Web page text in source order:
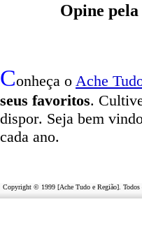
Opine
Conheça o Ache
seus favoritos.
dispor. Seja bem
cada ano.
Copyright © 1999 [Ache Tudo e Região]. Todos